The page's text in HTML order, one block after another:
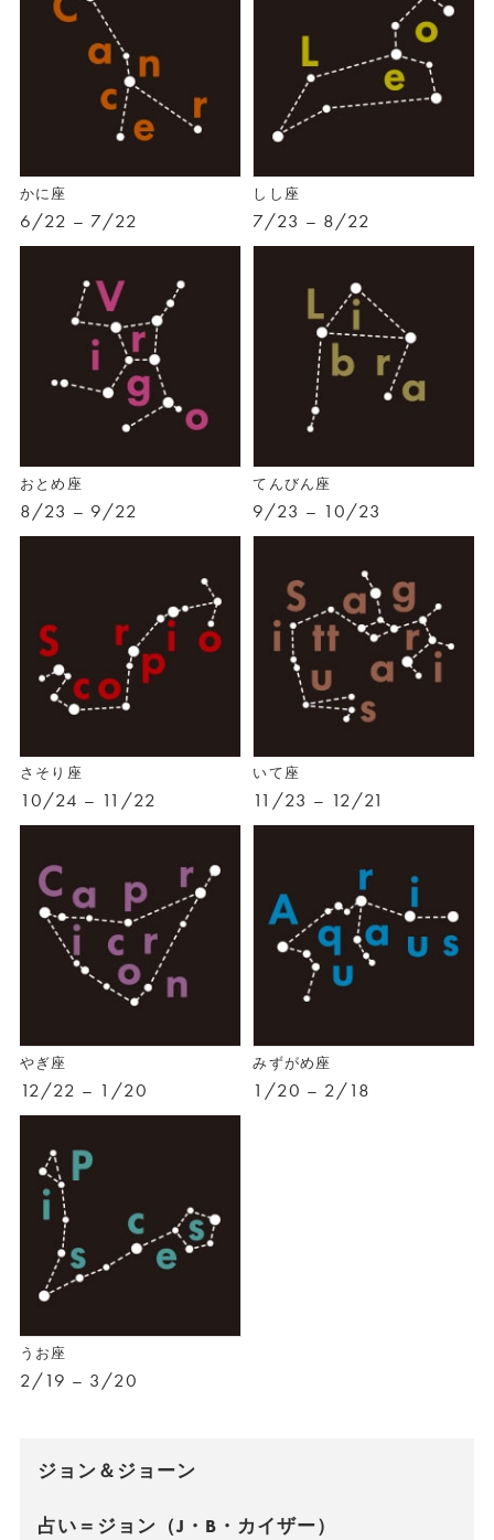
かに座
6/22 – 7/22
しし座
7/23 – 8/22
おとめ座
8/23 – 9/22
てんびん座
9/23 – 10/23
さそり座
10/24 – 11/22
いて座
11/23 – 12/21
やぎ座
12/22 – 1/20
みずがめ座
1/20 – 2/18
うお座
2/19 – 3/20
ジョン＆ジョーン
占い＝ジョン（J・B・カイザー）